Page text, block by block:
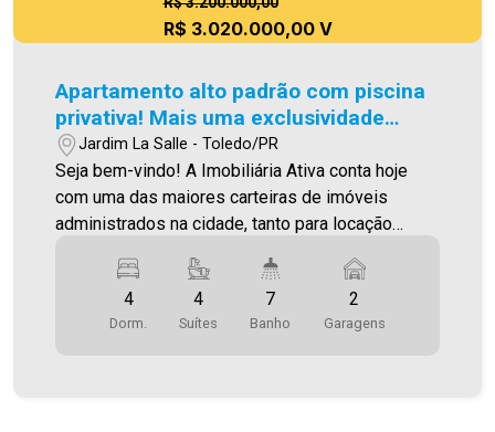
R$ 3.020.000,00 V
Apartamento alto padrão com piscina
privativa! Mais uma exclusividade
Imobiliária Ativa!
Jardim La Salle - Toledo/PR
Seja bem-vindo! A Imobiliária Ativa conta hoje
com uma das maiores carteiras de imóveis
administrados na cidade, tanto para locação
Imóveis Exclusivos! Apartamento localizado no
Jardim La Salle, em frente ao horto municipal.
Esse imóvel conta com: - Sala de estar - Sala de
4
Dorm.
4
Suítes
7
Banho
2
Garagens